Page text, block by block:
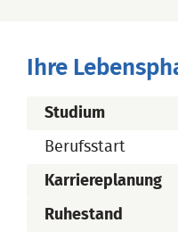
Ihre
Studium
Berufsstart
Karriereplanung
Ruhestand